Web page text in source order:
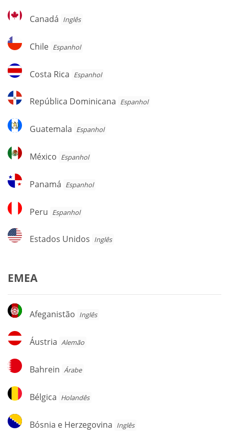
Canadá
Canadá Inglês
Chile
Chile Espanhol
Costa
Rica
Costa Rica Espanhol
República
Dominicana
República Dominicana Espanhol
Guatemala
Guatemala Espanhol
México
México Espanhol
Panamá
Panamá Espanhol
Peru
Peru Espanhol
Estados
Unidos
Estados Unidos Inglês
EMEA
Afeganistão
Afeganistão Inglês
Áustria
Áustria Alemão
Bahrein
Bahrein Árabe
Bélgica
Bélgica Holandês
Bósnia
e
Bósnia e Herzegovina Inglês